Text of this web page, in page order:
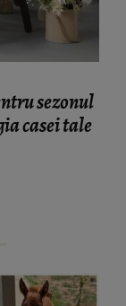
sezonul
casei tale